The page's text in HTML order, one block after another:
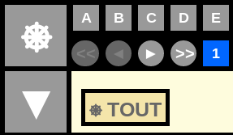
⎈ TOUT